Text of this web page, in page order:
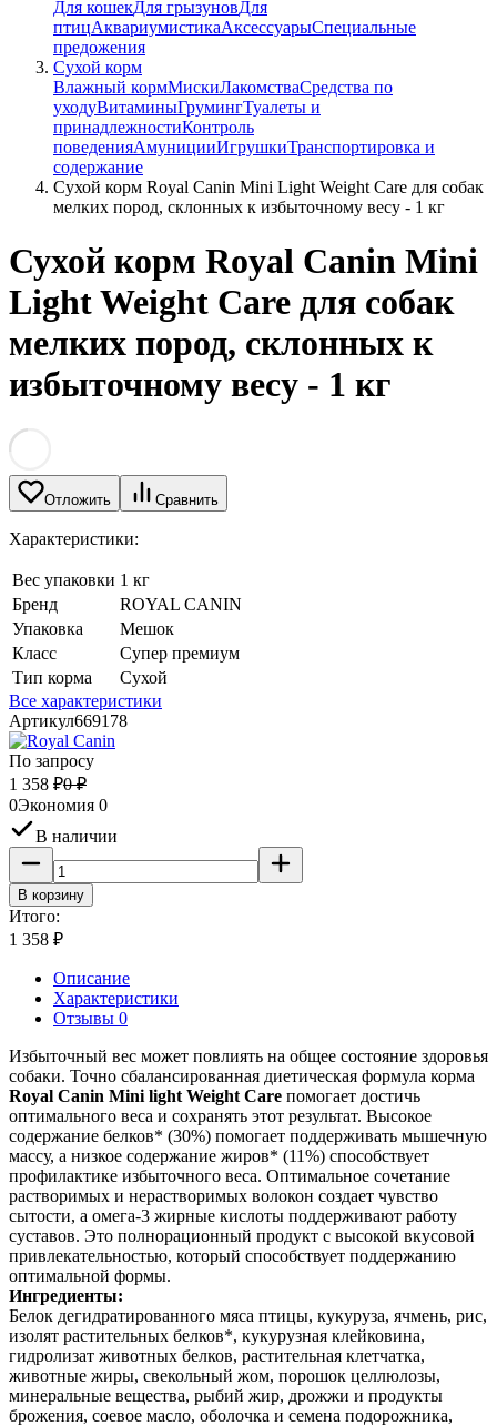
Для кошекДля грызуновДля
птицАквариумистикаАксессуарыСпециальные
предожения
Сухой корм
Влажный кормМискиЛакомстваСредства по
уходуВитаминыГрумингТуалеты и
принадлежностиКонтроль
поведенияАмуницииИгрушкиТранспортировка и
содержание
Сухой корм Royal Canin Mini Light Weight Care для собак
мелких пород, склонных к избыточному весу - 1 кг
Сухой корм Royal Canin Mini
Light Weight Care для собак
мелких пород, склонных к
избыточному весу - 1 кг
Отложить Сравнить
Характеристики:
Вес упаковки 1 кг
Бренд
ROYAL CANIN
Упаковка
Мешок
Класс
Супер премиум
Тип корма
Сухой
Все характеристики
Артикул669178
По запросу
1 358 ₽0 ₽
0Экономия 0
В наличии
В корзину
Итого:
1 358 ₽
Описание
Характеристики
Отзывы 0
Избыточный вес может повлиять на общее состояние здоровья
собаки. Точно сбалансированная диетическая формула корма
Royal Canin Mini light Weight Care помогает достичь
оптимального веса и сохранять этот результат. Высокое
содержание белков* (30%) помогает поддерживать мышечную
массу, а низкое содержание жиров* (11%) способствует
профилактике избыточного веса. Оптимальное сочетание
растворимых и нерастворимых волокон создает чувство
сытости, а омега-3 жирные кислоты поддерживают работу
суставов. Это полнорационный продукт с высокой вкусовой
привлекательностью, который способствует поддержанию
оптимальной формы.
Ингредиенты:
Белок дегидратированного мяса птицы, кукуруза, ячмень, рис,
изолят растительных белков*, кукурузная клейковина,
гидролизат животных белков, растительная клетчатка,
животные жиры, свекольный жом, порошок целлюлозы,
минеральные вещества, рыбий жир, дрожжи и продукты
брожения, соевое масло, оболочка и семена подорожника,